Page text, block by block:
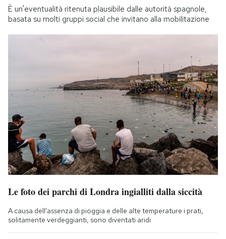
È un'eventualità ritenuta plausibile dalle autorità spagnole,
basata su molti gruppi social che invitano alla mobilitazione
Le foto dei parchi di Londra ingialliti dalla siccità
A causa dell'assenza di pioggia e delle alte temperature i prati,
solitamente verdeggianti, sono diventati aridi